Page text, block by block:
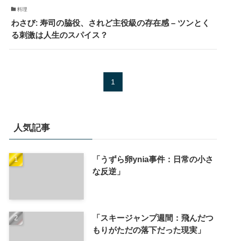
人気記事
「うずら卵ynia事件：日常の小さ
な反逆」
「スキージャンプ週間：飛んだつ
もりがただの落下だった現実」
料理
わさび: 寿司の脇役、されど主役級の存在感 – ツンとく
る刺激は人生のスパイス？
1